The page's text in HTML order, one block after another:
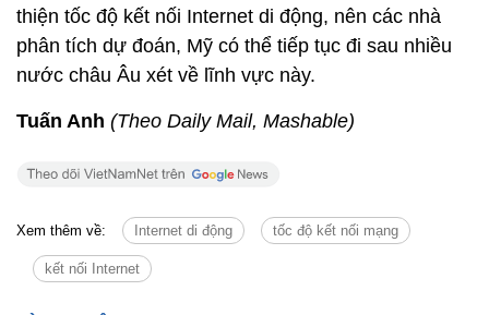
thiện tốc độ kết nối Internet di động, nên các nhà
phân tích dự đoán, Mỹ có thể tiếp tục đi sau nhiều
nước châu Âu xét về lĩnh vực này.
Tuấn Anh (Theo Daily Mail, Mashable)
Xem thêm về: Internet di động tốc độ kết nối mạng
kết nối Internet